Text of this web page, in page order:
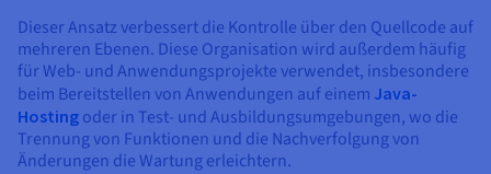
Dieser Ansatz verbessert die Kontrolle über den Quellcode auf
mehreren Ebenen. Diese Organisation wird außerdem häufig
für Web- und Anwendungsprojekte verwendet, insbesondere
beim Bereitstellen von Anwendungen auf einem Java-
Hosting oder in Test- und Ausbildungsumgebungen, wo die
Trennung von Funktionen und die Nachverfolgung von
Änderungen die Wartung erleichtern.